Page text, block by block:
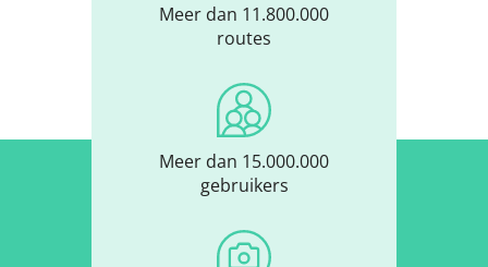
Meer dan 11.800.000
routes
Meer dan 15.000.000
gebruikers